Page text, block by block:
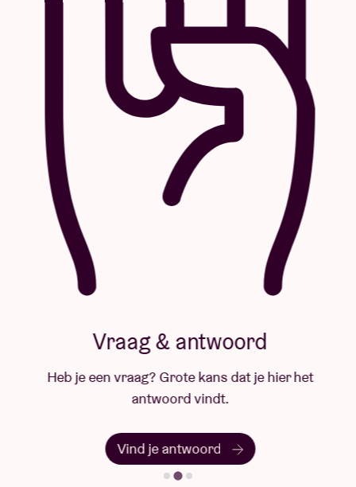
Vraag & antwoord
Heb je een vraag? Grote kans dat je hier het
antwoord vindt.
Vind je antwoord